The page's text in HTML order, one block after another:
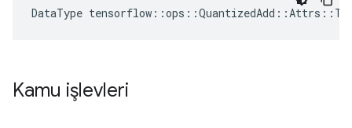
DataType
Kamu işlevleri